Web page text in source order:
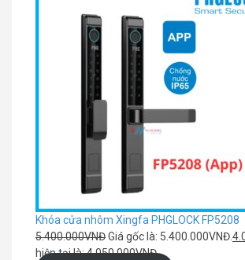
Khóa cửa nhôm Xingfa PHGLOCK FP5208
5.400.000VNĐGiá gốc là: 5.400.000VNĐ.
hiện tại là: 4.050.000VNĐ.